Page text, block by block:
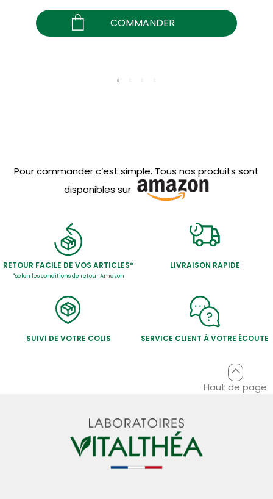
COMMANDER
Pour commander c’est simple. Tous nos produits sont
disponibles sur
RETOUR FACILE DE VOS ARTICLES*
*selon les conditions de retour Amazon
LIVRAISON RAPIDE
SUIVI DE VOTRE COLIS SERVICE CLIENT À VOTRE ÉCOUTE
Haut de page